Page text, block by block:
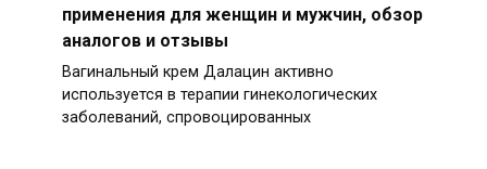
применения для женщин и мужчин, обзор
аналогов и отзывы
Вагинальный крем Далацин активно
используется в терапии гинекологических
заболеваний, спровоцированных